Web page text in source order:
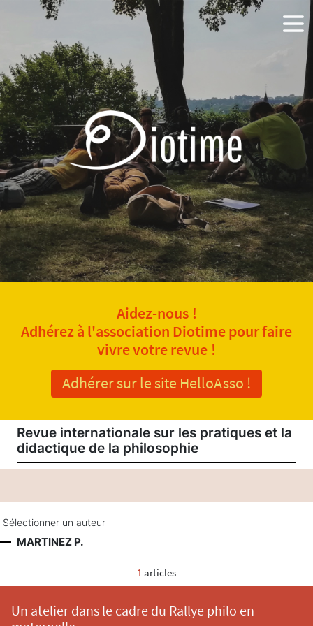
Aidez-nous !
Adhérez à l'association Diotime pour faire
vivre votre revue !
Adhérer sur le site HelloAsso !
Revue internationale sur les pratiques et la
didactique de la philosophie
Sélectionner un auteur
MARTINEZ P.
1articles
Un atelier dans le cadre du Rallye philo en